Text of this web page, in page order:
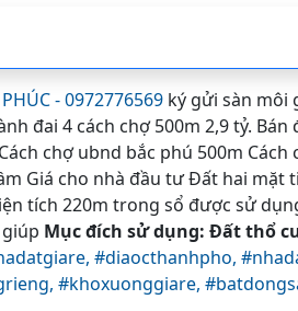
- 0972776569 ký gửi sàn môi
đai 4 cách chợ 500m 2,9 tỷ.
chợ ubnd bắc phú 500m
Giá cho nhà đầu tư Đất hai mặt
tích 220m trong sổ được sử
Mục đích sử dụng: Đất thổ
#diaocthanhpho,
#khoxuonggiare,